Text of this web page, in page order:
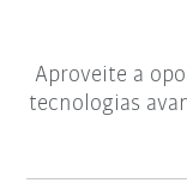
Aproveite a
tecnologias